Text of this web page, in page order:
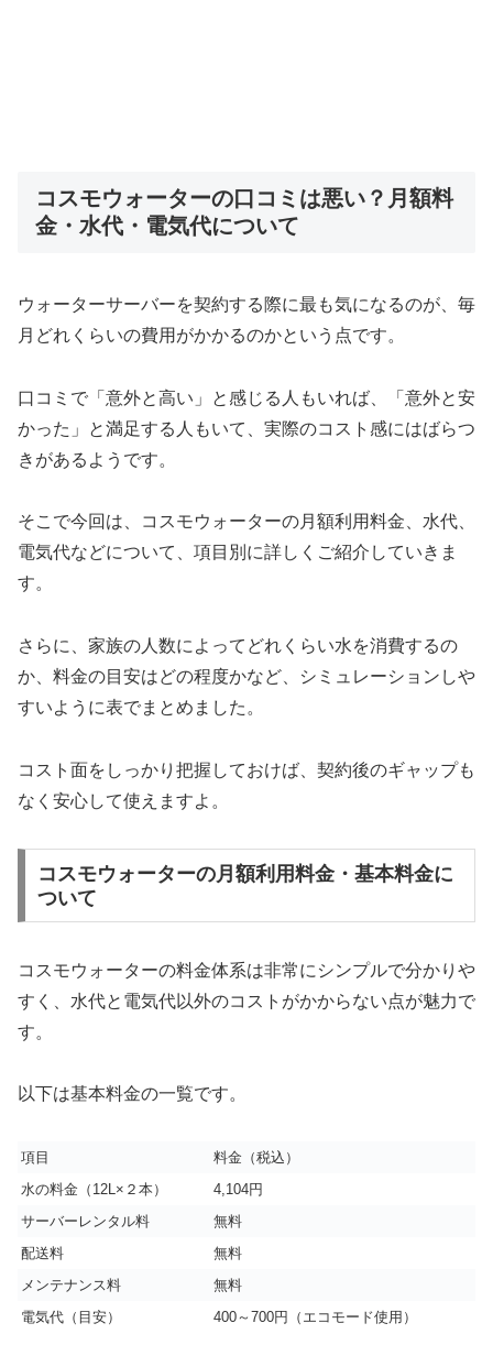
コスモウォーターの口コミは悪い？月額料
金・水代・電気代について
ウォーターサーバーを契約する際に最も気になるのが、毎
月どれくらいの費用がかかるのかという点です。
口コミで「意外と高い」と感じる人もいれば、「意外と安
かった」と満足する人もいて、実際のコスト感にはばらつ
きがあるようです。
そこで今回は、コスモウォーターの月額利用料金、水代、
電気代などについて、項目別に詳しくご紹介していきま
す。
さらに、家族の人数によってどれくらい水を消費するの
か、料金の目安はどの程度かなど、シミュレーションしや
すいように表でまとめました。
コスト面をしっかり把握しておけば、契約後のギャップも
なく安心して使えますよ。
コスモウォーターの月額利用料金・基本料金に
ついて
コスモウォーターの料金体系は非常にシンプルで分かりや
すく、水代と電気代以外のコストがかからない点が魅力で
す。
以下は基本料金の一覧です。
項目
料金（税込）
水の料金（12L×２本）
4,104円
サーバーレンタル料
無料
配送料
無料
メンテナンス料
無料
電気代（目安）
400～700円（エコモード使用）